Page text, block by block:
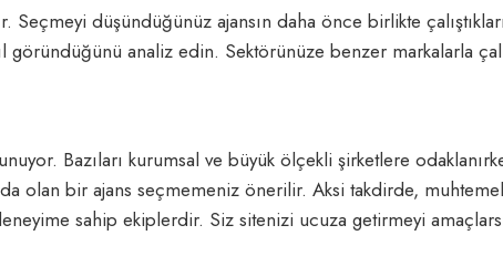
Seçmeyi düşündüğünüz ajansın daha önce birlikte
göründüğünü analiz edin. Sektörünüze benzer markalarla
Bazıları kurumsal ve büyük ölçekli şirketlere
olan bir ajans seçmemeniz önerilir. Aksi takdirde,
sahip ekiplerdir. Siz sitenizi ucuza getirmeyi